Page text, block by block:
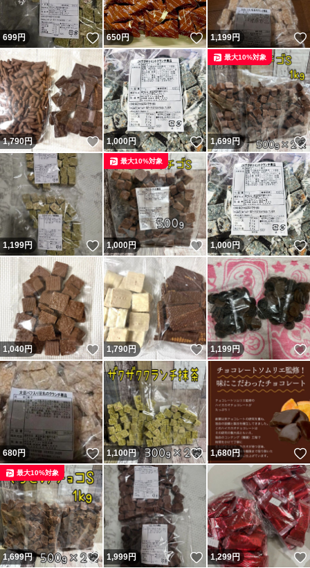
699円 いいね！
650円 いいね！
1,199円
1,790円 いいね！
1,000円 いいね！
1,699円
最大10%対象
1,199円 いいね！
1,000円 いいね！
最大10%対象
1,000円
1,040円 いいね！
1,790円 いいね！
1,199円
680円 いいね！
1,100円 いいね！
1,680円
1,699円 いいね！
最大10%対象
1,999円 いいね！
1,299円